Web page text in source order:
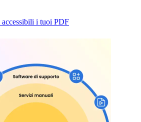
accessibili i tuoi PDF